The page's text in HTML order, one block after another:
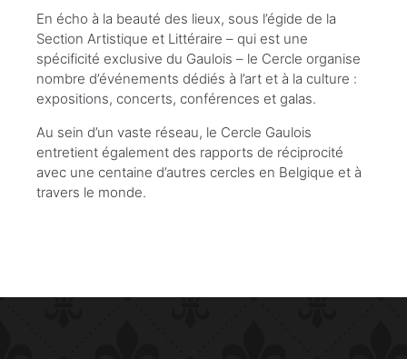
En écho à la beauté des lieux, sous l’égide de la
Section Artistique et Littéraire – qui est une
spécificité exclusive du Gaulois – le Cercle organise
nombre d’événements dédiés à l’art et à la culture :
expositions, concerts, conférences et galas.
Au sein d’un vaste réseau, le Cercle Gaulois
entretient également des rapports de réciprocité
avec une centaine d’autres cercles en Belgique et à
travers le monde.